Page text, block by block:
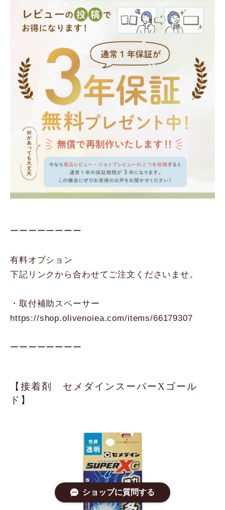
ーーーーーーーー
有料オプション
下記リンクから合わせてご注文くださいませ。
・取付補助スペーサー
https://shop.olivenoiea.com/items/66179307
ーーーーーーーー
【接着剤 セメダインスーパーXゴール
ド】
ショップに質問する